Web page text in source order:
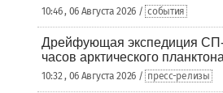
10:46 , 06 Августа 2026 / события
Дрейфующая экспедиция СП-
часов арктического
10:32 , 06 Августа 2026 / пресс-релизы